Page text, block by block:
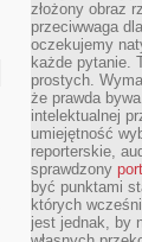
złożony obraz
przeciwwaga
oczekujemy
każde pytanie.
prostych.
że prawda
intelektualnej
umiejętność
reporterskie,
sprawdzony
być punktami
których
jest jednak, by